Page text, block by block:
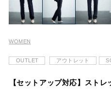
WOMEN
OUTLET アウトレット
【セットアップ対応】スト